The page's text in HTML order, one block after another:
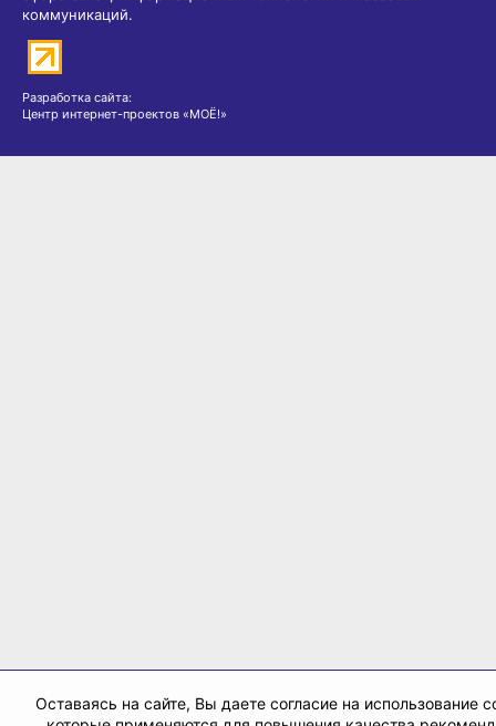
коммуникаций.
Разработка сайта:
Центр интернет-проектов «МОЁ!»
Оставаясь на сайте, Вы даете согласие на использование